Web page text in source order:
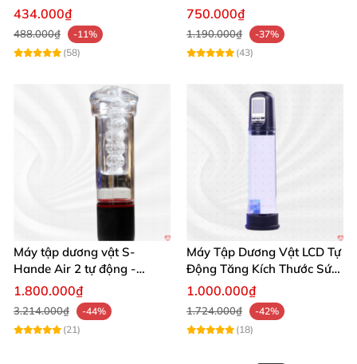
thước hiệu quả nhanh
434.000₫
488.000₫
-11%
(58)
Thước Hiệu Quả
750.000₫
1.190.000₫
-37%
(43)
Máy tập dương vật S-
Hande Air 2 tự động -
Rung, Hút, Tăng kích thước
1.800.000₫
3.214.000₫
-44%
(21)
Máy Tập Dương Vật LCD Tự
Động Tăng Kích Thước Sức
Bền
1.000.000₫
1.724.000₫
-42%
(18)